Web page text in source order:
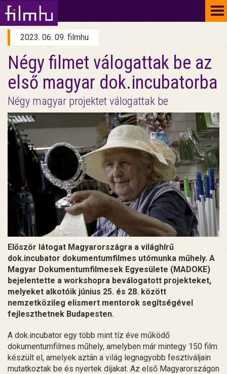
2023. 06. 09. filmhu
Négy filmet válogattak be az
első magyar dok.incubatorba
Négy magyar projektet válogattak be
Először látogat Magyarországra a világhírű
dok.incubator dokumentumfilmes utómunka műhely. A
Magyar Dokumentumfilmesek Egyesülete (MADOKE)
bejelentette a workshopra beválogatott projekteket,
melyeket alkotóik június 25. és 28. között
nemzetközileg elismert mentorok segítségével
fejleszthetnek Budapesten.
A dok.incubator egy több mint tíz éve működő
dokumentumfilmes műhely, amelyben már mintegy 150 film
készült el, amelyek aztán a világ legnagyobb fesztiváljain
mutatkoztak be és nyertek díjakat. Az első Magyarországon